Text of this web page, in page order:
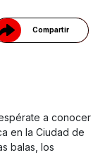
Compartir
a conocer
en la Ciudad de
balas, los